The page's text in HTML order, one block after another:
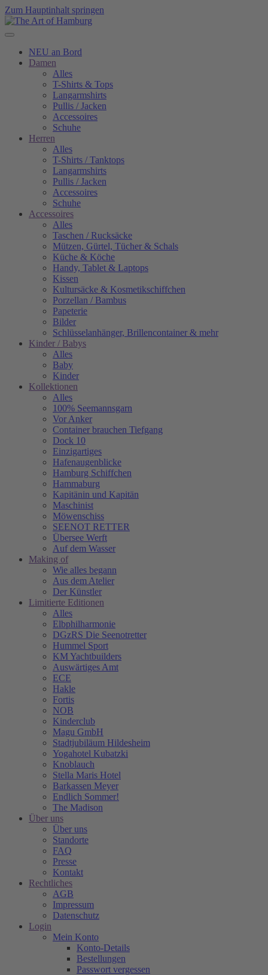
Zum Hauptinhalt springen
NEU an Bord
Damen
Alles
T-Shirts & Tops
Langarmshirts
Pullis / Jacken
Accessoires
Schuhe
Herren
Alles
T-Shirts / Tanktops
Langarmshirts
Pullis / Jacken
Accessoires
Schuhe
Accessoires
Alles
Taschen / Rucksäcke
Mützen, Gürtel, Tücher & Schals
Küche & Köche
Handy, Tablet & Laptops
Kissen
Kultursäcke & Kosmetikschiffchen
Porzellan / Bambus
Papeterie
Bilder
Schlüsselanhänger, Brillencontainer & mehr
Kinder / Babys
Alles
Baby
Kinder
Kollektionen
Alles
100% Seemannsgarn
Vor Anker
Container brauchen Tiefgang
Dock 10
Einzigartiges
Hafenaugen­blicke
Hamburg Schiffchen
Hammaburg
Kapitänin und Kapitän
Maschinist
Möwenschiss
SEENOT RETTER
Übersee Werft
Auf dem Wasser
Making of
Wie alles begann
Aus dem Atelier
Der Künstler
Limitierte Editionen
Alles
Elbphilharmonie
DGzRS Die Seenotretter
Hummel Sport
KM Yachtbuilders
Auswärtiges Amt
ECE
Hakle
Fortis
NOB
Kinderclub
Magu GmbH
Stadtjubiläum Hildesheim
Yogahotel Kubatzki
Knoblauch
Stella Maris Hotel
Barkassen Meyer
Endlich Sommer!
The Madison
Über uns
Über uns
Standorte
FAQ
Presse
Kontakt
Rechtliches
AGB
Impressum
Datenschutz
Login
Mein Konto
Konto-Details
Bestellungen
Passwort vergessen